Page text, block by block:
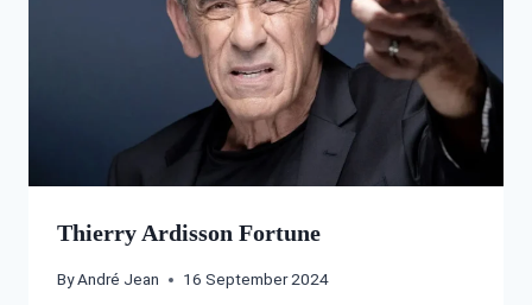
Thierry Ardisson Fortune
ByAndré Jean 16 September 2024